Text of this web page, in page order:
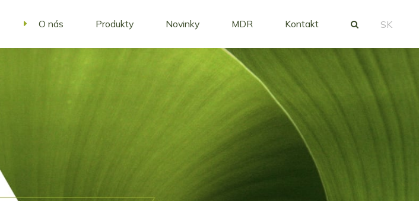
O nás Produkty Novinky MDR Kontakt SK